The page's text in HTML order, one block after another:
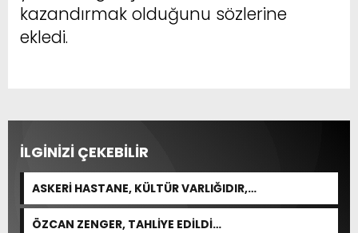
kazandırmak olduğunu sözlerine
ekledi.
İLGİNİZİ ÇEKEBİLİR
ASKERİ HASTANE, KÜLTÜR VARLIĞIDIR,
ÖZELLEŞTİRİLEMEZ!
ÖZCAN ZENGER, TAHLİYE EDİLDİ…